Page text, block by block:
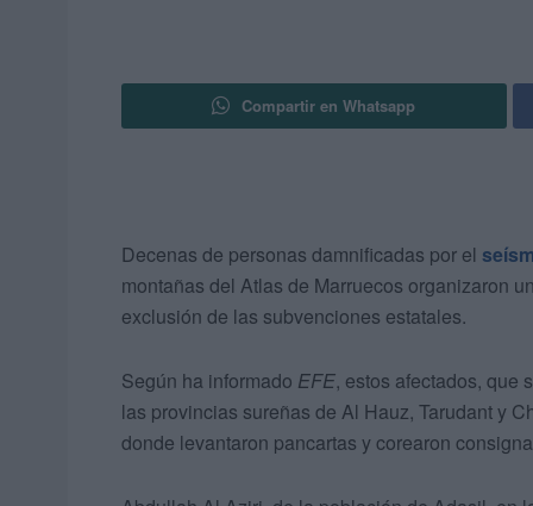
Compartir en Whatsapp
Decenas de personas damnificadas por el
montañas del Atlas de Marruecos organizaron
exclusión de las subvenciones estatales.
Según ha informado EFE, estos afectados, que
las provincias sureñas de Al Hauz, Tarudant y
donde levantaron pancartas y corearon